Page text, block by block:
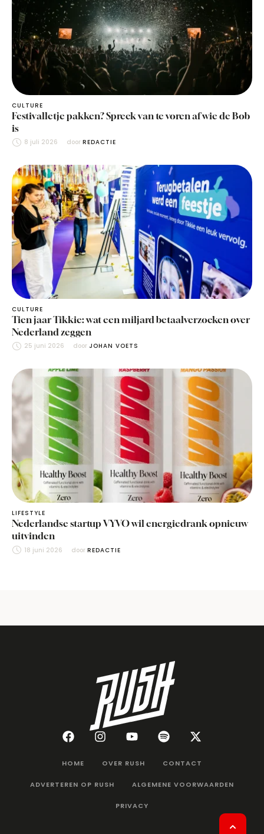
CULTURE
Festivalletje pakken? Spreek van te voren af wie de Bob
is
8 juli 2026 door REDACTIE
CULTURE
Tien jaar Tikkie: wat een miljard betaalverzoeken over
Nederland zeggen
25 juni 2026 door JOHAN VOETS
LIFESTYLE
Nederlandse startup VYVO wil energiedrank opnieuw
uitvinden
18 juni 2026 door REDACTIE
HOME OVER RUSH CONTACT
ADVERTEREN OP RUSH ALGEMENE VOORWAARDEN
PRIVACY